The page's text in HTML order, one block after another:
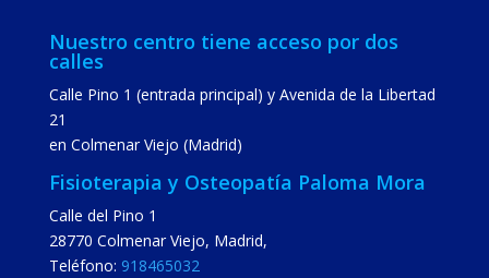
Nuestro centro tiene acceso por dos
calles
Calle Pino 1 (entrada principal) y Avenida de la Libertad
21
en Colmenar Viejo (Madrid)
Fisioterapia y Osteopatía Paloma Mora
Calle del Pino 1
28770 Colmenar Viejo, Madrid,
Teléfono: 918465032